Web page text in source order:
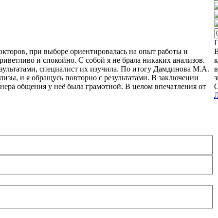
при выборе ориентировалась на опыт работы и
и спокойно. С собой я не брала никаких анализов.
специалист их изучила. По итогу Дамдинова М.А.
и я обращусь повторно с результатами. В заключении
общения у неё была грамотной. В целом впечатления от